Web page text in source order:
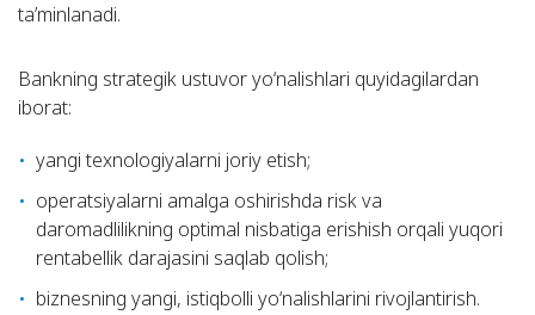
ta’minlanadi.
Bankning strategik ustuvor yo‘nalishlari quyidagilardan
iborat:
yangi texnologiyalarni joriy etish;
operatsiyalarni amalga oshirishda risk va
daromadlilikning optimal nisbatiga erishish orqali yuqori
rentabellik darajasini saqlab qolish;
biznesning yangi, istiqbolli yo‘nalishlarini rivojlantirish.